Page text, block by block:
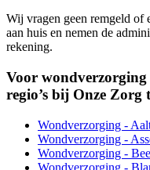
Wij vragen geen remgeld of
aan huis en nemen de
rekening.
Voor wondverzorging
regio’s bij Onze Zorg
Wondverzorging -
Wondverzorging -
Wondverzorging -
Wondverzorging -